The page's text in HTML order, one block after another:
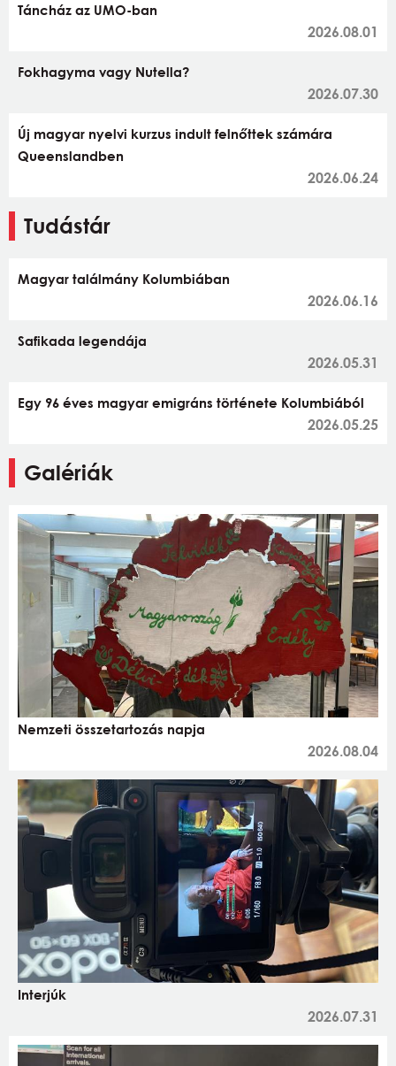
Táncház az UMO-ban
2026.08.01
Fokhagyma vagy Nutella?
2026.07.30
Új magyar nyelvi kurzus indult felnőttek számára
Queenslandben
2026.06.24
Tudástár
Magyar találmány Kolumbiában
2026.06.16
Safikada legendája
2026.05.31
Egy 96 éves magyar emigráns története Kolumbiából
2026.05.25
Galériák
Nemzeti összetartozás napja
2026.08.04
Interjúk
2026.07.31